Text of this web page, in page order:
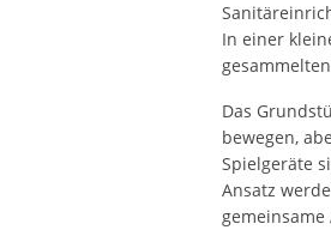
In einer
Das
bewegen,
Spielgeräte
Ansatz